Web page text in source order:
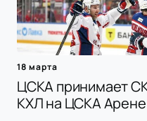
18 марта
ЦСКА принимает
КХЛ на ЦСКА Арене